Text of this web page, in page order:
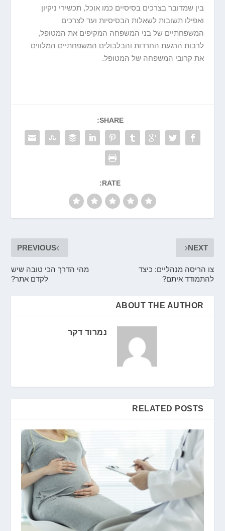
בין שמדובר בצרכים בסיסיים כמו אוכל, תכשירי ניקיון
ואפילו תשובות לשאלות הבסיסיות ועד לצרכים
המשפחתיים של בני המשפחה המקיפים את המטופל,
לרבות הרגעת החרדות והבלבולים המשפחתיים המלווים
את קרובי המשפחה של המטופל.
SHARE:
RATE:
PREVIOUS
מהי הדרך הכי טובה שיש
לקדם אתר?
NEXT
צו הריסה מנהליים: כיצד
להתמודד איתם?
ABOUT THE AUTHOR
נמרוד דקר
RELATED POSTS